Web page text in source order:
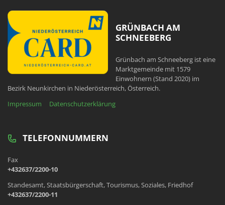
GRÜNBACH AM
SCHNEEBERG
Grünbach am Schneeberg ist eine
Marktgemeinde mit 1579
Einwohnern (Stand 2020) im
Bezirk Neunkirchen in Niederösterreich, Österreich.
Impressum
Datenschutzerklärung
TELEFONNUMMERN
Fax
+432637/2200-10
Standesamt, Staatsbürgerschaft, Tourismus, Soziales, Friedhof
+432637/2200-11